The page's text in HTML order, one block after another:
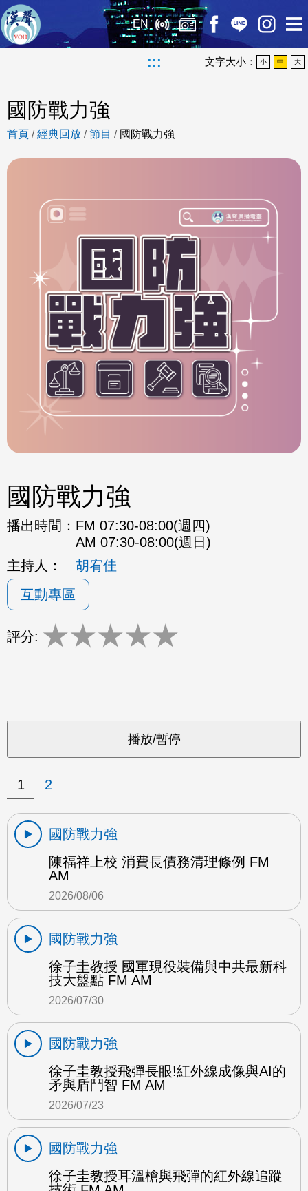
EN
::: 文字大小： 小 中 大
國防戰力強
首頁 /經典回放 /節目 / 國防戰力強
國防戰力強
播出時間： FM 07:30-08:00(週四)
AM 07:30-08:00(週日)
主持人：
胡宥佳
互動專區
評分: ★★★★★
1 2
國防戰力強
陳福祥上校 消費長債務清理條例 FM
AM
2026/08/06
國防戰力強
徐子圭教授 國軍現役裝備與中共最新科
技大盤點 FM AM
2026/07/30
國防戰力強
徐子圭教授飛彈長眼!紅外線成像與AI的
矛與盾鬥智 FM AM
2026/07/23
國防戰力強
徐子圭教授耳溫槍與飛彈的紅外線追蹤